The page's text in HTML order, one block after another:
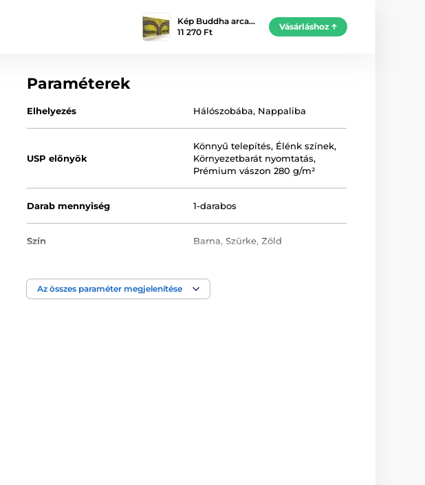
Kép Buddha arca…
11 270 Ft
Vásárláshoz
Paraméterek
Elhelyezés Hálószobába, Nappaliba
USP előnyök
Könnyű telepítés, Élénk színek,
Környezetbarát nyomtatás,
Prémium vászon 280 g/m²
Darab mennyiség 1-darabos
Szín Barna,Szürke,Zöld
Kép technológia
Fekvő tájolás
Az összes paraméter megjelenítése